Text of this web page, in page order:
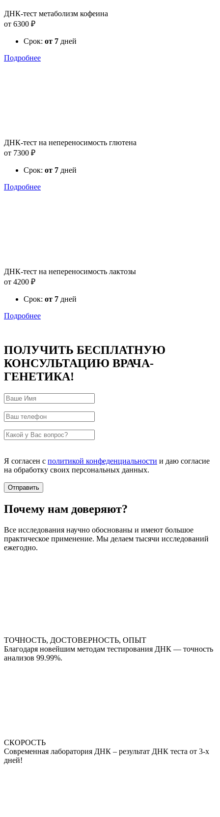
ДНК-тест метаболизм кофеина
от 6300 ₽
Срок: от 7 дней
Подробнее
ДНК-тест на непереносимость глютена
от 7300 ₽
Срок: от 7 дней
Подробнее
ДНК-тест на непереносимость лактозы
от 4200 ₽
Срок: от 7 дней
Подробнее
ПОЛУЧИТЬ БЕСПЛАТНУЮ
КОНСУЛЬТАЦИЮ ВРАЧА-
ГЕНЕТИКА!
Я согласен с политикой конфеденциальности и даю согласие
на обработку своих персональных данных.
Почему нам доверяют?
Все исследования научно обоснованы и имеют большое
практическое применение. Мы делаем тысячи исследований
ежегодно.
ТОЧНОСТЬ, ДОСТОВЕРНОСТЬ, ОПЫТ
Благодаря новейшим методам тестирования ДНК — точность
анализов 99.99%.
СКОРОСТЬ
Современная лаборатория ДНК – результат ДНК теста от 3-х
дней!